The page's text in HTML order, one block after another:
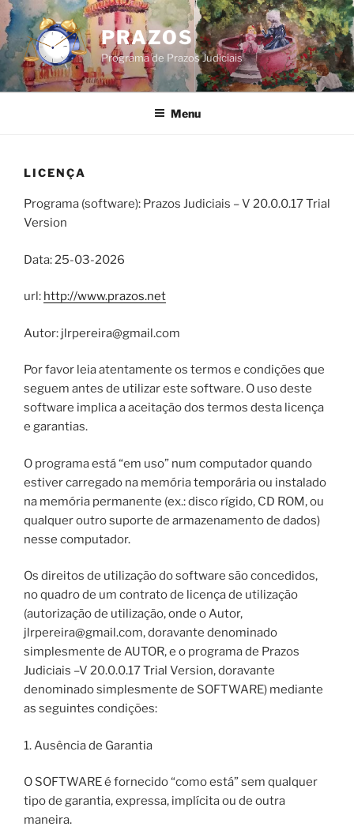
Saltar
para
o
conteúdo
PRAZOS
Programa de Prazos Judiciais
Menu
LICENÇA
Programa (software): Prazos Judiciais – V 20.0.0.17 Trial
Version
Data: 25-03-2026
url: http://www.prazos.net
Autor: jlrpereira@gmail.com
Por favor leia atentamente os termos e condições que
seguem antes de utilizar este software. O uso deste
software implica a aceitação dos termos desta licença
e garantias.
O programa está “em uso” num computador quando
estiver carregado na memória temporária ou instalado
na memória permanente (ex.: disco rígido, CD ROM, ou
qualquer outro suporte de armazenamento de dados)
nesse computador.
Os direitos de utilização do software são concedidos,
no quadro de um contrato de licença de utilização
(autorização de utilização, onde o Autor,
jlrpereira@gmail.com, doravante denominado
simplesmente de AUTOR, e o programa de Prazos
Judiciais –V 20.0.0.17 Trial Version, doravante
denominado simplesmente de SOFTWARE) mediante
as seguintes condições:
1. Ausência de Garantia
O SOFTWARE é fornecido “como está” sem qualquer
tipo de garantia, expressa, implícita ou de outra
maneira.